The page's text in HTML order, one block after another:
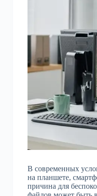
В современных
на планшете,
причина для